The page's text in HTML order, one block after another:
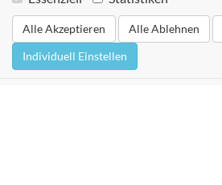
Alle Akzeptieren Alle Ablehnen
Individuell Einstellen